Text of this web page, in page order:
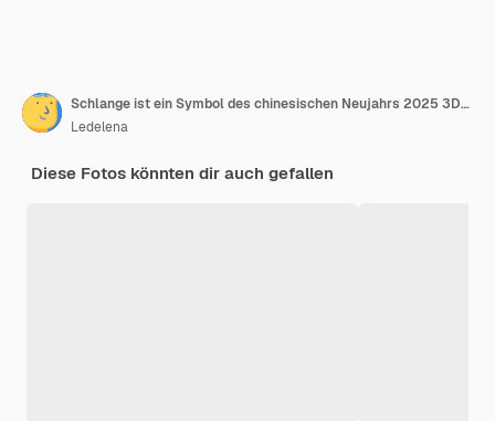
Schlange ist ein Symbol des chinesischen Neujahrs 2025 3D-Rendering-Illustration von Schlange, die sich um 2025 dreht
Ledelena
Diese Fotos könnten dir auch gefallen